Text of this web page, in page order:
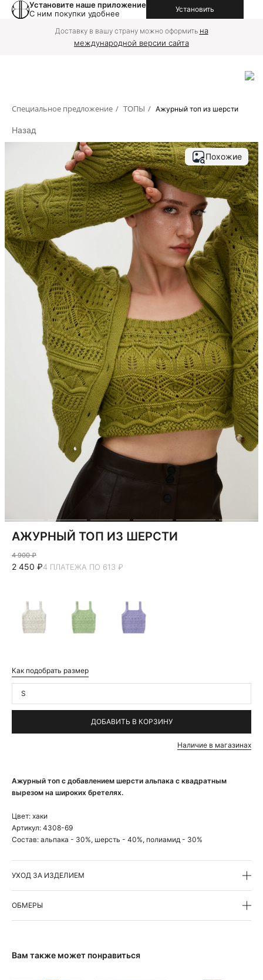
Установите наше приложение
С ним покупки удобнее
Установить
Доставку в вашу страну можно оформить на
международной версии сайта
Специальное предложение / ТОПЫ / Ажурный топ из шерсти
Назад
Ажурный топ с добавлением шерсти альпака с квадратным
вырезом на широких бретелях.
Цвет: хаки
Артикул: 4308-69
Состав: альпака - 30%, шерсть - 40%, полиамид - 30%
УХОД ЗА ИЗДЕЛИЕМ
ОБМЕРЫ
Похожие
АЖУРНЫЙ ТОП ИЗ ШЕРСТИ
4 900 ₽
2 450 ₽4 ПЛАТЕЖА ПО 613 ₽
Как подобрать размер
S
ДОБАВИТЬ В КОРЗИНУ
Наличие в магазинах
Вам также может понравиться